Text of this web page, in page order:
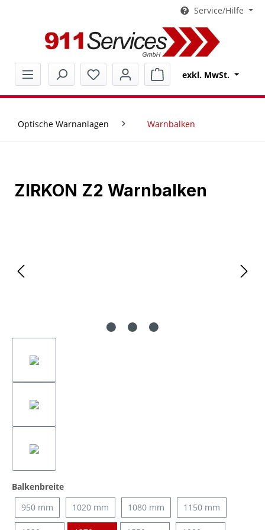
Service/Hilfe
Warenkorb enthält 0
exkl. MwSt.
Optische Warnanlagen Warnbalken
ZIRKON Z2 Warnbalken
Balkenbreiteauswählen
950 mm
1020 mm 1080 mm 1150 mm